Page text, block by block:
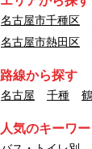
名古屋市千種区
名古屋市熱田区
路線から探す
名古屋 千種
人気のキーワ